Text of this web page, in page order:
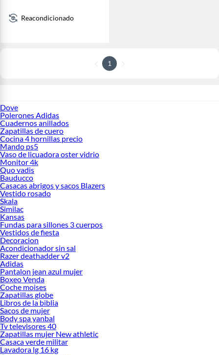
Reacondicionado
1
Dove
Polerones Adidas
Cuadernos anillados
Zapatillas de cuero
Cocina 4 hornillas precio
Mando ps5
Vaso de licuadora oster vidrio
Monitor 4k
Quo vadis
Bauducco
Casacas abrigos y sacos Blazers
Vestido rosado
Skala
Similac
Kansas
Fundas para sillones 3 cuerpos
Vestidos de fiesta
Decoracion
Acondicionador sin sal
Razer deathadder v2
Adidas
Pantalon jean azul mujer
Boxeo Venda
Coche moises
Zapatillas globe
Libros de la biblia
Sacos de mujer
Body spa yanbal
Tv televisores 40
Zapatillas mujer New athletic
Casaca verde militar
Lavadora lg 16 kg